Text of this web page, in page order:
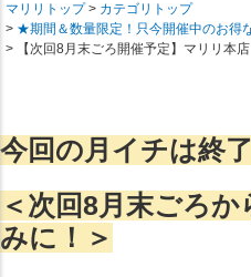
マリリトップ
カテゴリトップ
★期間＆数量限定！只今開催中のお得
【次回8月末ごろ開催予定】マリリ本
今回の月イチは終
＜次回8月末ごろ
みに！＞